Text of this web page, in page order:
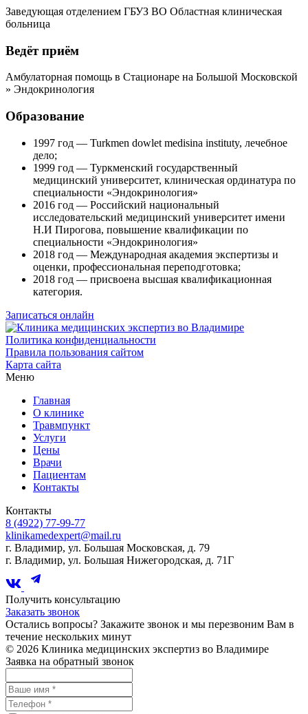
Заведующая отделением ГБУЗ ВО Областная клиническая
больница
Ведёт приём
Амбулаторная помощь в Стационаре на Большой Московской
» Эндокринология
Образование
1997 год — Turkmen dowlet medisina instituty, лечебное
дело;
1999 год — Туркменский государственный
медицинский университет, клиническая ординатура по
специальности «Эндокринология»
2016 год — Российский национальный
исследовательский медицинский университет имени
Н.И Пирогова, повышение квалификации по
специальности «Эндокринология»
2018 год — Международная академия экспертизы и
оценки, профессиональная переподготовка;
2018 год — присвоена высшая квалификационная
категория.
Записаться онлайн
Политика конфиденциальности
Правила пользования сайтом
Карта сайта
Меню
Главная
О клинике
Травмпункт
Услуги
Цены
Врачи
Пациентам
Контакты
Контакты
8 (4922) 77-99-77
klinikamedexpert@mail.ru
г. Владимир, ул. Большая Московская, д. 79
г. Владимир, ул. Большая Нижегородская, д. 71Г
Получить консультацию
Заказать звонок
Остались вопросы? Закажите звонок и мы перезвоним Вам в
течение нескольких минут
© 2026 Клиника медицинских экспертиз во Владимире
Заявка на обратный звонок